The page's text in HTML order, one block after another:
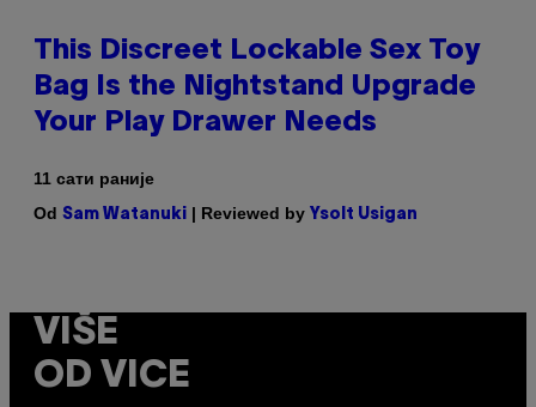
This Discreet Lockable Sex Toy
Bag Is the Nightstand Upgrade
Your Play Drawer Needs
11 сати раније
Od Sam Watanuki | Reviewed by Ysolt Usigan
VIŠE
OD VICE